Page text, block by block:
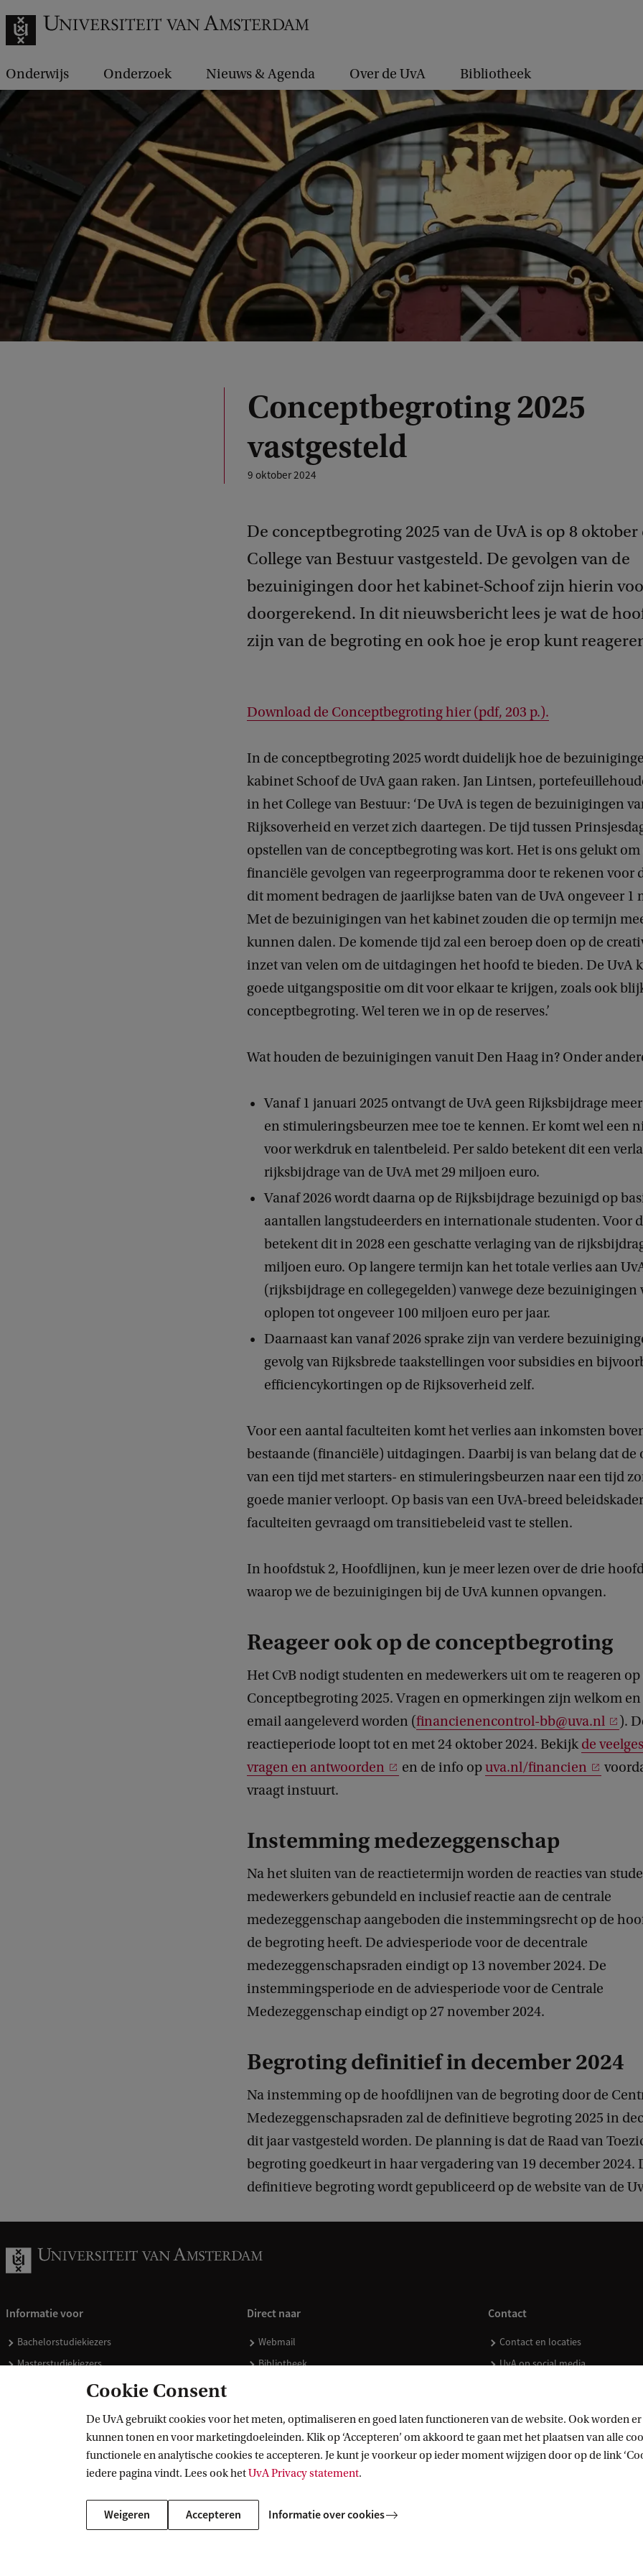
Onderwijs Onderzoek Nieuws & Agenda Over de UvA Bibliotheek
Conceptbegroting 2025
vastgesteld
9 oktober 2024
De conceptbegroting 2025 van de UvA is op 8
College van Bestuur vastgesteld. De gevolgen van de
bezuinigingen door het kabinet-Schoof zijn hierin
doorgerekend. In dit nieuwsbericht lees je wat de
zijn van de begroting en ook hoe je erop kunt
Download de Conceptbegroting hier (pdf, 203 p.).
In de conceptbegroting 2025 wordt duidelijk hoe de
kabinet Schoof de UvA gaan raken. Jan Lintsen,
in het College van Bestuur: ‘De UvA is tegen de bezuinigingen
Rijksoverheid en verzet zich daartegen. De tijd tussen
opstellen van de conceptbegroting was kort. Het is ons gelukt om
financiële gevolgen van regeerprogramma door te rekenen voor
dit moment bedragen de jaarlijkse baten van de UvA ongeveer 1
Met de bezuinigingen van het kabinet zouden die op termijn
kunnen dalen. De komende tijd zal een beroep doen op de
inzet van velen om de uitdagingen het hoofd te bieden. De UvA
goede uitgangspositie om dit voor elkaar te krijgen, zoals ook
conceptbegroting. Wel teren we in op de reserves.’
Wat houden de bezuinigingen vanuit Den Haag in? Onder
Vanaf 1 januari 2025 ontvangt de UvA geen Rijksbijdrage
en stimuleringsbeurzen mee toe te kennen. Er komt wel een
voor werkdruk en talentbeleid. Per saldo betekent dit een
rijksbijdrage van de UvA met 29 miljoen euro.
Vanaf 2026 wordt daarna op de Rijksbijdrage bezuinigd op
aantallen langstudeerders en internationale studenten. Voor
betekent dit in 2028 een geschatte verlaging van de
miljoen euro. Op langere termijn kan het totale verlies aan
(rijksbijdrage en collegegelden) vanwege deze bezuinigingen
oplopen tot ongeveer 100 miljoen euro per jaar.
Daarnaast kan vanaf 2026 sprake zijn van verdere
gevolg van Rijksbrede taakstellingen voor subsidies en
efficiencykortingen op de Rijksoverheid zelf.
Voor een aantal faculteiten komt het verlies aan inkomsten
bestaande (financiële) uitdagingen. Daarbij is van belang dat de
van een tijd met starters- en stimuleringsbeurzen naar een tijd
goede manier verloopt. Op basis van een UvA-breed
faculteiten gevraagd om transitiebeleid vast te stellen.
In hoofdstuk 2, Hoofdlijnen, kun je meer lezen over de drie
waarop we de bezuinigingen bij de UvA kunnen opvangen.
Reageer ook op de conceptbegroting
Het CvB nodigt studenten en medewerkers uit om te reageren op
Conceptbegroting 2025. Vragen en opmerkingen zijn welkom
email aangeleverd worden (financienencontrol-bb@uva.nl
).
reactieperiode loopt tot en met 24 oktober 2024. Bekijk de
vragen en antwoorden
en de info opuva.nl/financien
vraagt instuurt.
Instemming medezeggenschap
Na het sluiten van de reactietermijn worden de reacties van
medewerkers gebundeld en inclusief reactie aan de centrale
medezeggenschap aangeboden die instemmingsrecht op de
de begroting heeft. De adviesperiode voor de decentrale
medezeggenschapsraden eindigt op 13 november 2024. De
instemmingsperiode en de adviesperiode voor de Centrale
Medezeggenschap eindigt op 27 november 2024.
Begroting definitief in december 2024
Na instemming op de hoofdlijnen van de begroting door de
Medezeggenschapsraden zal de definitieve begroting 2025 in
dit jaar vastgesteld worden. De planning is dat de Raad van
begroting goedkeurt in haar vergadering van 19 december 2024.
definitieve begroting wordt gepubliceerd op de website van de
Informatie voor
Bachelorstudiekiezers
Masterstudiekiezers
Schooldecanen en vakdocenten
Direct naar
Webmail
Bibliotheek
Doneren
Merchandise kopen
Contact
Contact en locaties
UvA op social media
Cookie Consent
De UvA gebruikt cookies voor het meten, optimaliseren en goed laten functioneren van de website. Ook worden
kunnen tonen en voor marketingdoeleinden. Klik op ‘Accepteren’ om akkoord te gaan met het plaatsen van alle
functionele en analytische cookies te accepteren. Je kunt je voorkeur op ieder moment wijzigen door op de link
iedere pagina vindt. Lees ook hetUvA Privacy statement.
Weigeren Accepteren Informatie over cookies